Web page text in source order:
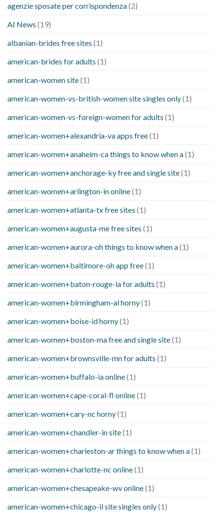
agenzie sposate per corrispondenza(2)
AI News (19)
albanian-brides free sites (1)
american-brides for adults (1)
american-women site(1)
american-women-vs-british-women site singles only(1)
american-women-vs-foreign-women for adults (1)
american-women+alexandria-va apps free(1)
american-women+anaheim-ca things to know when a(1)
american-women+anchorage-ky free and single site(1)
american-women+arlington-in online(1)
american-women+atlanta-tx free sites (1)
american-women+augusta-me free sites (1)
american-women+aurora-oh things to know when a(1)
american-women+baltimore-oh app free(1)
american-women+baton-rouge-la for adults (1)
american-women+birmingham-al horny(1)
american-women+boise-id horny(1)
american-women+boston-ma free and single site(1)
american-women+brownsville-mn for adults (1)
american-women+buffalo-ia online(1)
american-women+cape-coral-fl online(1)
american-women+cary-nc horny(1)
american-women+chandler-in site(1)
american-women+charleston-ar things to know when a(1)
american-women+charlotte-nc online(1)
american-women+chesapeake-wv online(1)
american-women+chicago-il site singles only(1)